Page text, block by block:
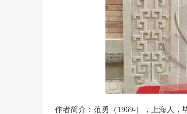
作者简介：范勇（1969-），上海人